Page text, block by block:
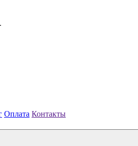
Оплата Контакты